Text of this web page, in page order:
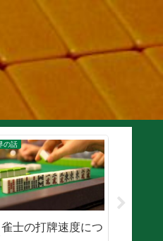
の話
士の打牌速度につ